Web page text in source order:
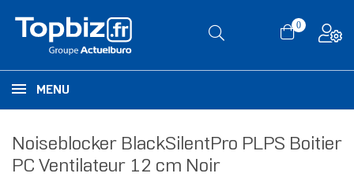
0
MENU
Noiseblocker BlackSilentPro PLPS Boitier
PC Ventilateur 12 cm Noir